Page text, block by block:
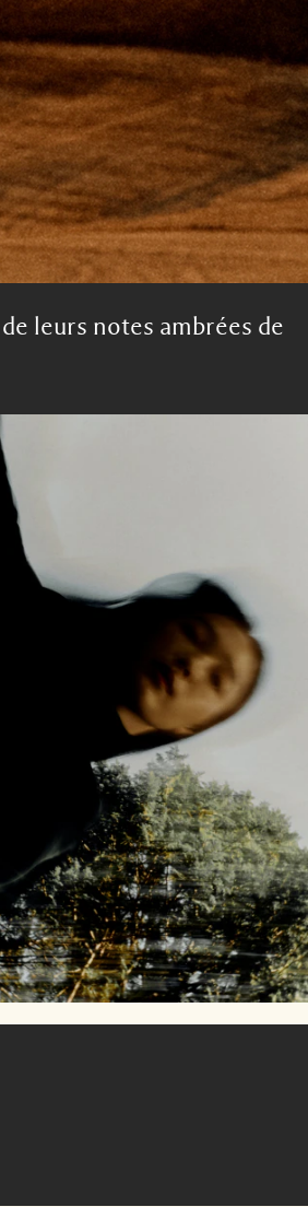
leurs notes ambrées de